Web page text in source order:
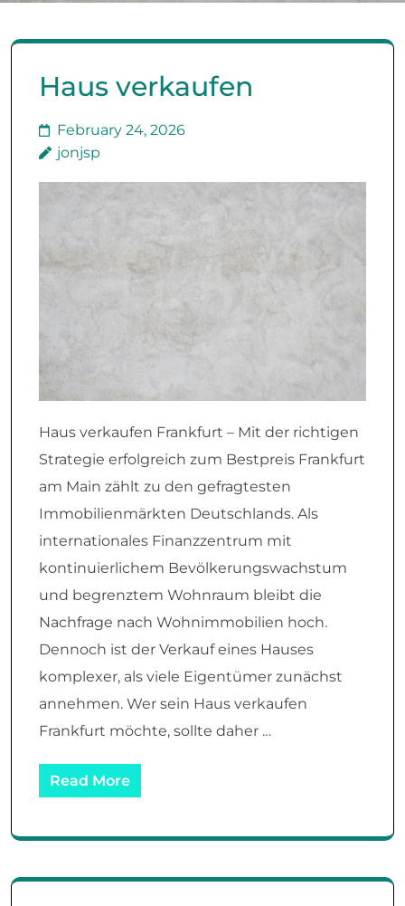
Haus verkaufen
February 24, 2026
jonjsp
Haus verkaufen Frankfurt – Mit der richtigen
Strategie erfolgreich zum Bestpreis Frankfurt
am Main zählt zu den gefragtesten
Immobilienmärkten Deutschlands. Als
internationales Finanzzentrum mit
kontinuierlichem Bevölkerungswachstum
und begrenztem Wohnraum bleibt die
Nachfrage nach Wohnimmobilien hoch.
Dennoch ist der Verkauf eines Hauses
komplexer, als viele Eigentümer zunächst
annehmen. Wer sein Haus verkaufen
Frankfurt möchte, sollte daher …
Read More